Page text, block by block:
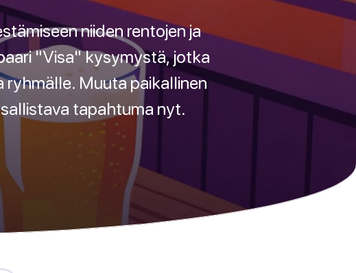
niiden rentojen ja
"Visa" kysymystä, jotka
ryhmälle. Muuta paikallinen
tapahtuma nyt.